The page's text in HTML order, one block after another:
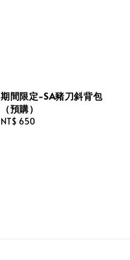
期間限定-SA豬刀斜背包
（預購）
Regular
NT$ 650